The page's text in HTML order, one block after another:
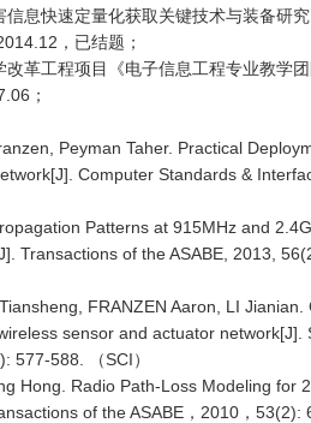
息快速定量化获取关键技术与装备研究
，已结题；
革工程项目《电子信息工程专业教学
；
Peyman Taher. Practical
Computer Standards &
Patterns at 915MHz and
Transactions of the ASABE, 2013,
Tiansheng, FRANZEN Aaron, LI
sensor and actuator network[J].
577-588. （SCI）
Hong. Radio Path-Loss Modeling for
of the ASABE，2010，53(2):